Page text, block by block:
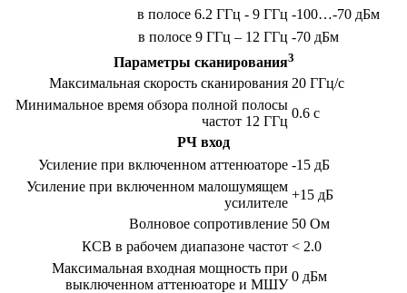
в полосе 6.2 ГГц - 9 ГГц -100…-70 дБм
в полосе 9 ГГц – 12 ГГц -70 дБм
Параметры сканирования3
Максимальная скорость сканирования 20 ГГц/с
Минимальное время обзора полной полосы
частот 12 ГГц
0.6 с
РЧ вход
Усиление при включенном аттенюаторе -15 дБ
Усиление при включенном малошумящем
усилителе
+15 дБ
Волновое сопротивление 50 Ом
КСВ в рабочем диапазоне частот < 2.0
Максимальная входная мощность при
выключенном аттенюаторе и МШУ
0 дБм